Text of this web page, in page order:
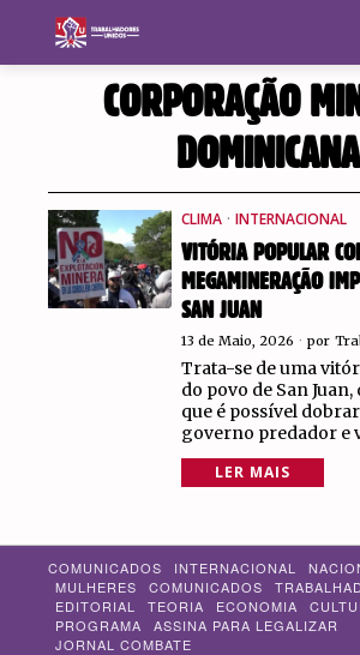
CORPORAÇÃO
DOMINICANA
CLIMA · INTERNACIONAL
VITÓRIA POPULAR
MEGAMINERAÇÃO
SAN JUAN
13 de Maio, 2026 por
Trata-se de uma
do povo de San
que é possível
governo predador e
LER MAIS
COMUNICADOS INTERNACIONAL
MULHERES
COMUNICADOS
EDITORIAL
TEORIA ECONOMIA
PROGRAMA
ASSINA PARA LEGALIZAR
JORNAL COMBATE